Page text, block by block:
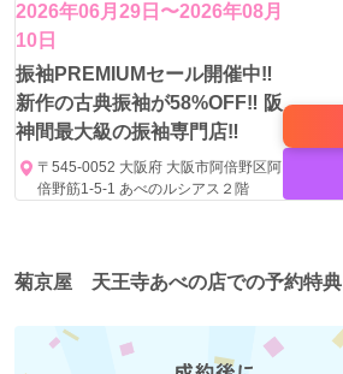
2026年06月29日〜2026年08月
10日
振袖PREMIUMセール開催中‼️
新作の古典振袖が58%OFF‼️ 阪
神間最大級の振袖専門店‼
〒545-0052 大阪府 大阪市阿倍野区阿
倍野筋1-5-1 あべのルシアス２階
菊京屋 天王寺あべの店での予約特典